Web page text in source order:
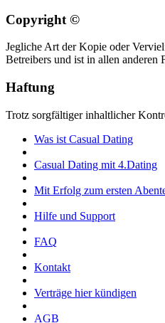
Copyright ©
Jegliche Art der Kopie oder
Betreibers und ist in allen anderen
Haftung
Trotz sorgfältiger inhaltlicher
Was ist Casual Dating
Casual Dating mit 4.Dating
Mit Erfolg zum ersten
Hilfe und Support
FAQ
Kontakt
Verträge hier kündigen
AGB